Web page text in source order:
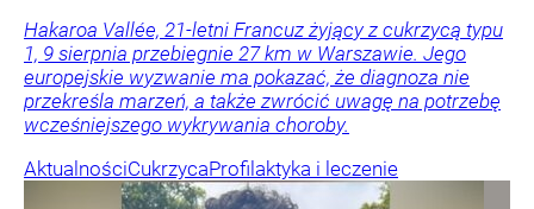
Hakaroa Vallée, 21-letni Francuz żyjący z cukrzycą typu
1, 9 sierpnia przebiegnie 27 km w Warszawie. Jego
europejskie wyzwanie ma pokazać, że diagnoza nie
przekreśla marzeń, a także zwrócić uwagę na potrzebę
wcześniejszego wykrywania choroby.
AktualnościCukrzycaProfilaktyka i leczenie